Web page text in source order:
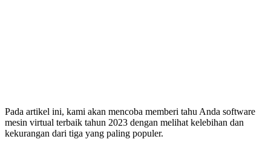
Pada artikel ini, kami akan mencoba memberi tahu Anda software
mesin virtual terbaik tahun 2023 dengan melihat kelebihan dan
kekurangan dari tiga yang paling populer.